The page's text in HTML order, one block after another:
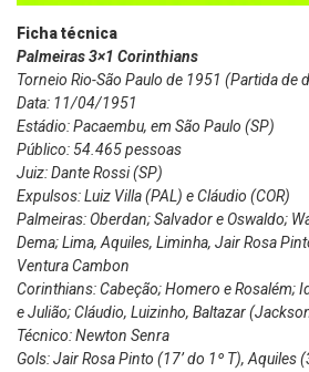
Ficha técnica
Palmeiras 3×1 Corinthians
Torneio Rio-São Paulo de 1951 (Partida de
Data: 11/04/1951
Estádio: Pacaembu, em São Paulo (SP)
Público: 54.465 pessoas
Juiz: Dante Rossi (SP)
Expulsos: Luiz Villa (PAL) e Cláudio (COR)
Palmeiras: Oberdan; Salvador e Oswaldo;
Dema; Lima, Aquiles, Liminha, Jair Rosa
Ventura Cambon
Corinthians: Cabeção; Homero e Rosalém;
e Julião; Cláudio, Luizinho, Baltazar
Técnico: Newton Senra
Gols: Jair Rosa Pinto (17’ do 1º T), Aquiles